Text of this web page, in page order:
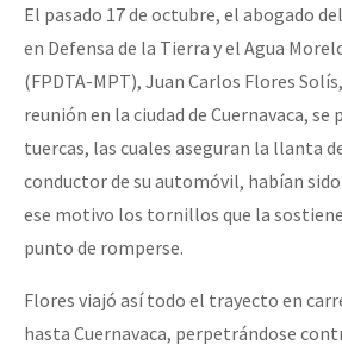
El pasado 17 de octubre, el abogado
en Defensa de la Tierra y el Agua
(FPDTA-MPT), Juan Carlos Flores
reunión en la ciudad de Cuernavaca, se
tuercas, las cuales aseguran la llanta
conductor de su automóvil, habían
ese motivo los tornillos que la
punto de romperse.
Flores viajó así todo el trayecto en
hasta Cuernavaca, perpetrándose